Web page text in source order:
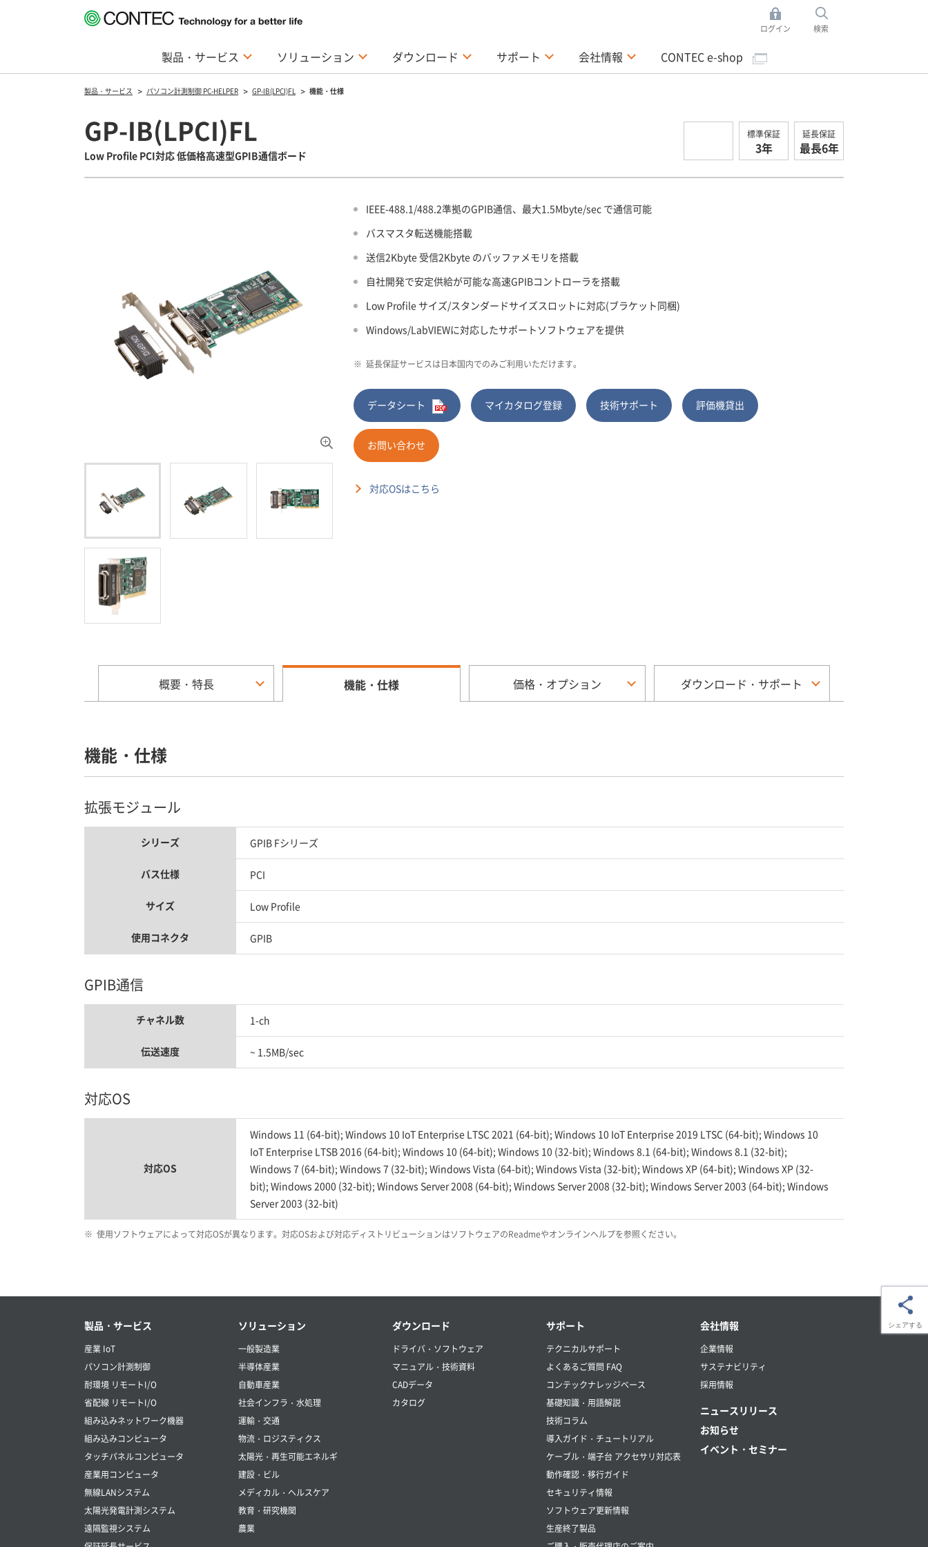
ログイン 検索
製品・サービス ソリューション ダウンロード サポート 会社情報 CONTEC e-shop
製品・サービス パソコン計測制御 PC-HELPER GP-IB(LPCI)FL 機能・仕様
GP-IB(LPCI)FL
Low Profile PCI対応 低価格高速型GPIB通信ボード
標準保証
3年
延長保証
最長6年
IEEE-488.1/488.2準拠のGPIB通信、最大1.5Mbyte/sec で通信可能
バスマスタ転送機能搭載
送信2Kbyte 受信2Kbyte のバッファメモリを搭載
自社開発で安定供給が可能な高速GPIBコントローラを搭載
Low Profile サイズ/スタンダードサイズスロットに対応(ブラケット同梱)
Windows/LabVIEWに対応したサポートソフトウェアを提供
※ 延長保証サービスは日本国内でのみご利用いただけます。
データシート マイカタログ登録 技術サポート 評価機貸出
お問い合わせ
対応OSはこちら
概要・特長 機能・仕様 価格・オプション ダウンロード・サポート
機能・仕様
拡張モジュール
シリーズ GPIB Fシリーズ
バス仕様 PCI
サイズ Low Profile
使用コネクタ GPIB
GPIB通信
チャネル数 1-ch
伝送速度 ~ 1.5MB/sec
対応OS
対応OS
Windows 11 (64-bit); Windows 10 IoT Enterprise LTSC 2021 (64-bit); Windows 10 IoT Enterprise 2019 LTSC (64-bit); Windows 10
IoT Enterprise LTSB 2016 (64-bit); Windows 10 (64-bit); Windows 10 (32-bit); Windows 8.1 (64-bit); Windows 8.1 (32-bit);
Windows 7 (64-bit); Windows 7 (32-bit); Windows Vista (64-bit); Windows Vista (32-bit); Windows XP (64-bit); Windows XP (32-
bit); Windows 2000 (32-bit); Windows Server 2008 (64-bit); Windows Server 2008 (32-bit); Windows Server 2003 (64-bit); Windows
Server 2003 (32-bit)
※ 使用ソフトウェアによって対応OSが異なります。対応OSおよび対応ディストリビューションはソフトウェアのReadmeやオンラインヘルプを参照ください。
シェアする
製品・サービス
産業 IoT
パソコン計測制御
耐環境 リモートI/O
省配線 リモートI/O
組み込みネットワーク機器
組み込みコンピュータ
タッチパネルコンピュータ
産業用コンピュータ
無線LANシステム
太陽光発電計測システム
遠隔監視システム
ソリューション
一般製造業
半導体産業
自動車産業
社会インフラ・水処理
運輸・交通
物流・ロジスティクス
太陽光・再生可能エネルギ
建設・ビル
メディカル・ヘルスケア
教育・研究機関
農業
ダウンロード
ドライバ・ソフトウェア
マニュアル・技術資料
CADデータ
カタログ
サポート
テクニカルサポート
よくあるご質問 FAQ
コンテックナレッジベース
基礎知識・用語解説
技術コラム
導入ガイド・チュートリアル
ケーブル・端子台 アクセサリ対応表
動作確認・移行ガイド
セキュリティ情報
ソフトウェア更新情報
生産終了製品
会社情報
企業情報
サステナビリティ
採用情報
ニュースリリース
お知らせ
イベント・セミナー